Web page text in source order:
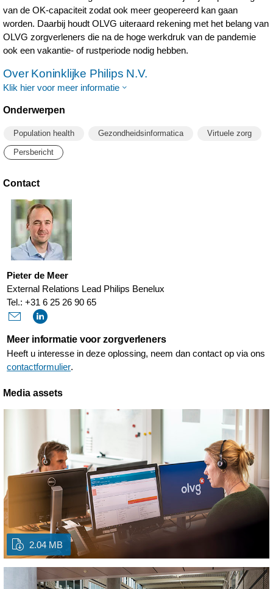
van de OK-capaciteit zodat ook meer geopereerd kan gaan
worden. Daarbij houdt OLVG uiteraard rekening met het belang van
OLVG zorgverleners die na de hoge werkdruk van de pandemie
ook een vakantie- of rustperiode nodig hebben.
Over Koninklijke Philips N.V.
Klik hier voor meer informatie
Onderwerpen
Population health Gezondheidsinformatica Virtuele zorg
Persbericht
Contact
Pieter de Meer
External Relations Lead Philips Benelux
Tel.: +31 6 25 26 90 65
Meer informatie voor zorgverleners
Heeft u interesse in deze oplossing, neem dan contact op via ons
contactformulier.
Media assets
2.04 MB